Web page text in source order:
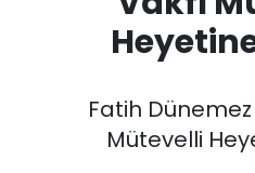
Fatih
Mütevelli